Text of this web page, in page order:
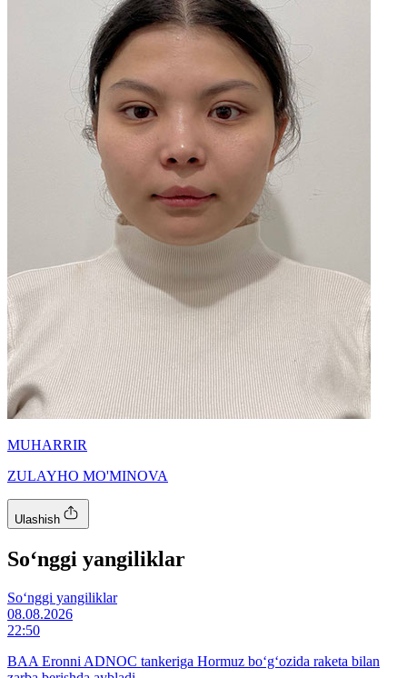
MUHARRIR
ZULAYHO MO'MINOVA
Ulashish
So‘nggi yangiliklar
So‘nggi yangiliklar
08.08.2026
22:50
BAA Eronni ADNOC tankeriga Hormuz bo‘g‘ozida raketa bilan